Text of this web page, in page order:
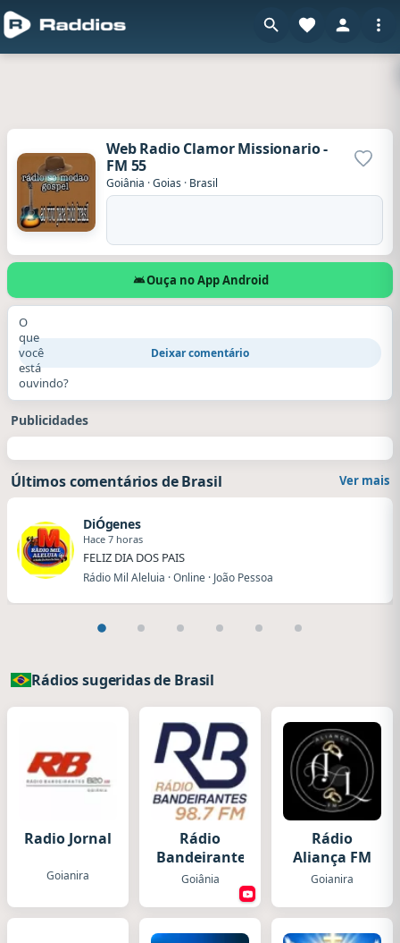
Web Radio Clamor Missionario -
FM 55
Goiânia ·Goias · Brasil
Ouça no App Android
O
que
você
está
ouvindo?
Deixar comentário
Publicidades
Últimos comentários de Brasil Ver mais
DiÓgenes
Hace 7 horas
FELIZ DIA DOS PAIS
Rádio Mil Aleluia · Online · João Pessoa
Rádios sugeridas de Brasil
Radio Jornal
Goianira
Rádio
Bandeirantes
Goiânia
Rádio
Aliança FM
Goianira